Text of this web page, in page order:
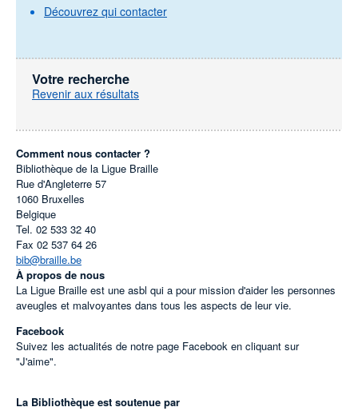
Découvrez qui contacter
Votre recherche
Revenir aux résultats
Comment nous contacter ?
Bibliothèque de la Ligue Braille
Rue d'Angleterre 57
1060 Bruxelles
Belgique
Tel. 02 533 32 40
Fax 02 537 64 26
bib@braille.be
À propos de nous
La Ligue Braille est une asbl qui a pour mission d'aider les personnes
aveugles et malvoyantes dans tous les aspects de leur vie.
Facebook
Suivez les actualités de notre page Facebook en cliquant sur
"J'aime".
La Bibliothèque est soutenue par